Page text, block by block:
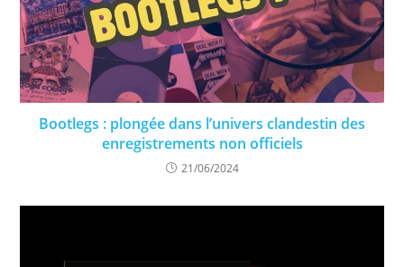
Bootlegs : plongée dans l’univers clandestin des
enregistrements non officiels
21/06/2024